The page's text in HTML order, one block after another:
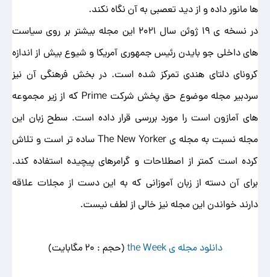
ها مانور داده و از دید تعصبی به آن نگاه نکند.
در نسخه ی 19 ژوئن سال 2021 این مجله بیشتر بر روی سیاست
های داخلی جو بایدن رئیس جمهوری آمریکا و شیوع بیش از اندازه
کرونای دلتای هندی تمرکز شده است. در بخش فرهنگی آن نیز
سردبیر مجله موضوع حق پخش شرکت Prime که از زیر مجموعه
های آمازون است را مورد بررسی قرار داده است. سطح زبان این
مجله نسبت به مجله ی The New Yorker ساده تر است و تلاش
کرده است کمتر از اصطلاحات و گرامرهای پیچیده استفاده کند.
برای آن دسته از زبان آموزانی که به این دست از مجلات علاقه
دارند خواندن این مجله نیز خالی از لطف نیست.
دانلود مجله ی the Week (حجم : 20 مگابایت)